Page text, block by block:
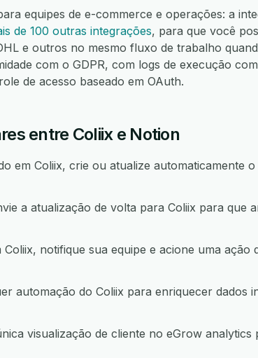
equipes de e-commerce e operações: a
de 100 outras integrações, para que você
e outros no mesmo fluxo de trabalho
com o GDPR, com logs de execução
de acesso baseado em OAuth.
entre Coliix e Notion
em Coliix, crie ou atualize automaticamente
a atualização de volta para Coliix para que
notifique sua equipe e acione uma ação
automação do Coliix para enriquecer dados
visualização de cliente no eGrow analytics